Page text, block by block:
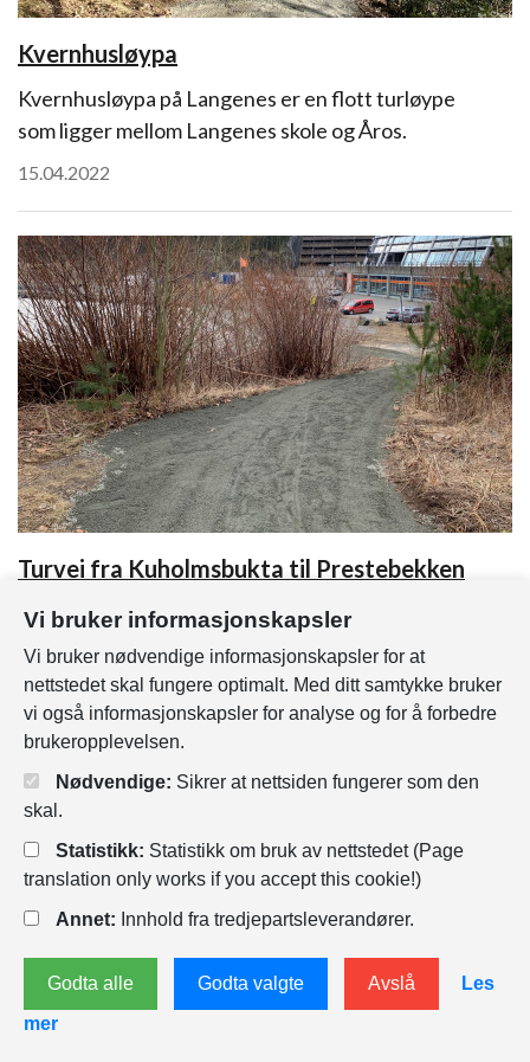
Kvernhusløypa
Kvernhusløypa på Langenes er en flott turløype
som ligger mellom Langenes skole og Åros.
15.04.2022
Turvei fra Kuholmsbukta til Prestebekken
Den siste strekningen på en turveiforbindelse
mellom Kuholmsbukta og turveien langs
Prestebekken, ble ferdigstilt i mars dette året.
30.03.2022
Publisert:
17.11.2021 10:06
10.10.2024 14:43
Vi bruker informasjonskapsler
Vi bruker nødvendige informasjonskapsler for at
nettstedet skal fungere optimalt. Med ditt samtykke bruker
vi også informasjonskapsler for analyse og for å forbedre
brukeropplevelsen.
Nødvendige: Sikrer at nettsiden fungerer som den
skal.
Statistikk: Statistikk om bruk av nettstedet (Page
translation only works if you accept this cookie!)
Annet: Innhold fra tredjepartsleverandører.
Godta alle Godta valgte Avslå
Les
mer